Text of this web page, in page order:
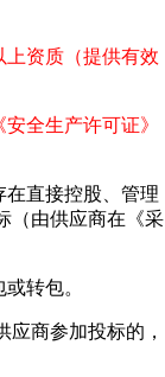
资质（提供有效
全生产许可证》
直接控股、管理
（由供应商在《采
转包。
商参加投标的，